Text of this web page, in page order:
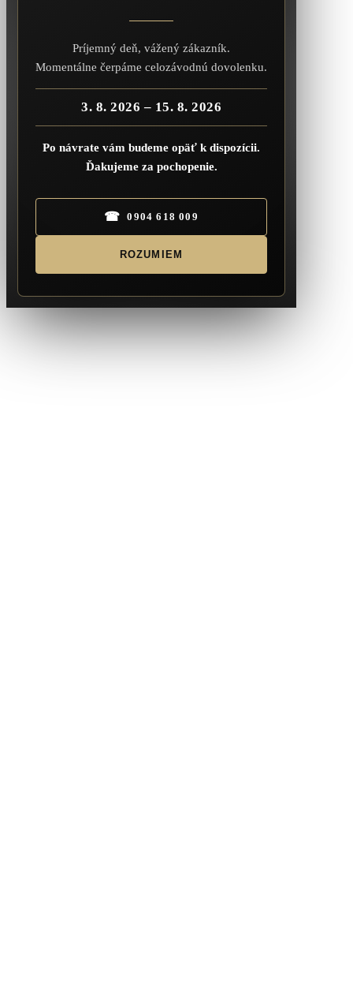
Príjemný deň, vážený zákazník.
Momentálne čerpáme celozávodnú dovolenku.
3. 8. 2026 – 15. 8. 2026
Po návrate vám budeme opäť k dispozícii.
Ďakujeme za pochopenie.
☎ 0904 618 009
ROZUMIEM